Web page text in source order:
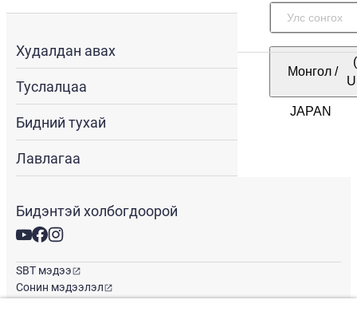
Монгол /
Худалдан авах
Туслалцаа
Бидний тухай
Лавлагаа
Бидэнтэй холбогдоорой
SBT мэдээ
Сонин мэдээлэл